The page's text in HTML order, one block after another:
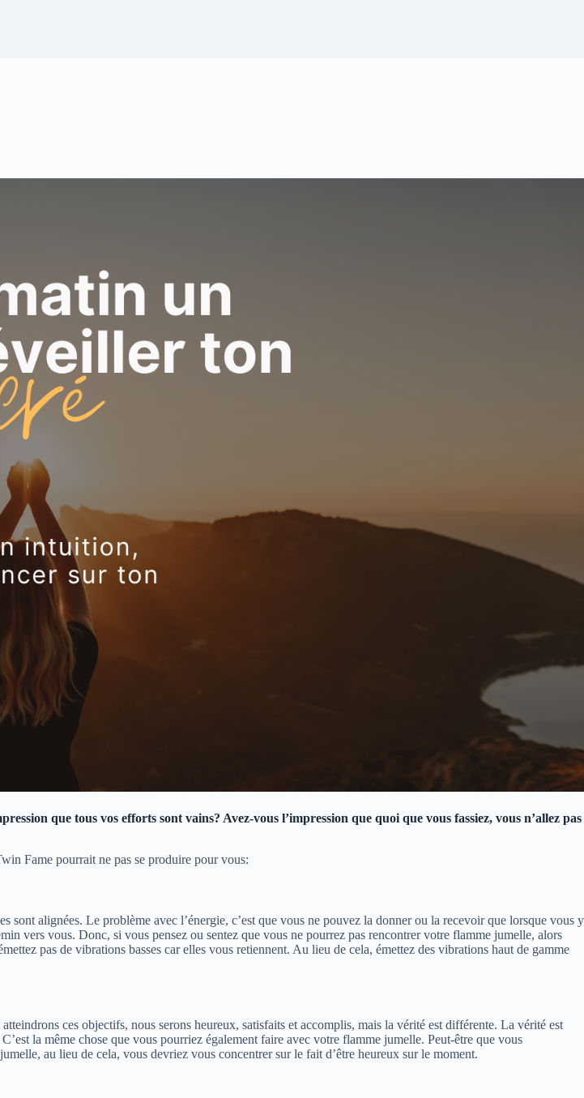
que tous vos efforts sont vains? Avez-vous l’impression que quoi que vous fassiez, vous n’allez pas
Fame pourrait ne pas se produire pour vous:
sont alignées. Le problème avec l’énergie, c’est que vous ne pouvez la donner ou la recevoir que lorsque vous y
vers vous. Donc, si vous pensez ou sentez que vous ne pourrez pas rencontrer votre flamme jumelle, alors
pas de vibrations basses car elles vous retiennent. Au lieu de cela, émettez des vibrations haut de gamme
ces objectifs, nous serons heureux, satisfaits et accomplis, mais la vérité est différente. La vérité est
la même chose que vous pourriez également faire avec votre flamme jumelle. Peut-être que vous
au lieu de cela, vous devriez vous concentrer sur le fait d’être heureux sur le moment.